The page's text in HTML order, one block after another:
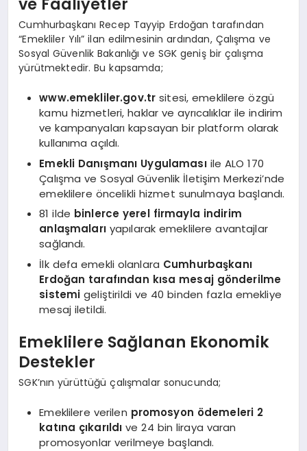
DÜNYA
EĞITIM
Cumhurbaşkanı Recep Tayyip Erdoğan tarafından
“Emekliler Yılı” ilan edilmesinin ardından, Çalışma ve
Sosyal Güvenlik Bakanlığı ve SGK geniş bir çalışma
yürütmektedir. Bu kapsamda;
www.emekliler.gov.tr sitesi, emeklilere özgü
kamu hizmetleri, haklar ve ayrıcalıklar ile indirim
ve kampanyaları kapsayan bir platform olarak
kullanıma açıldı.
Emekli Danışmanı Uygulamasıile ALO 170
Çalışma ve Sosyal Güvenlik İletişim Merkezi’nde
emeklilere öncelikli hizmet sunulmaya başlandı.
81 ilde binlerce yerel firmayla indirim
anlaşmalarıyapılarak emeklilere avantajlar
sağlandı.
İlk defa emekli olanlara Cumhurbaşkanı
Erdoğan tarafından kısa mesaj gönderilme
sistemi geliştirildi ve 40 binden fazla emekliye
mesaj iletildi.
Emeklilere Sağlanan Ekonomik
Destekler
SGK’nın yürüttüğü çalışmalar sonucunda;
Emeklilere verilen promosyon ödemeleri 2
katına çıkarıldı ve 24 bin liraya varan
promosyonlar verilmeye başlandı.